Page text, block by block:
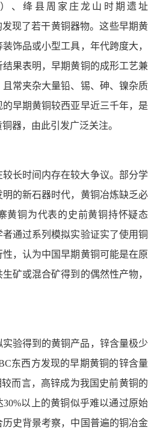
、绛县周家庄龙山时期遗址
发现了若干黄铜器物。这些早期黄
饰品或小型工具，年代跨度大，
果表明，早期黄铜的成形工艺兼
常夹杂大量铅、锡、砷、镍杂质
早期黄铜较西亚早近三千年，是
器，由此引发广泛关注。
长时间内存在较大争议。部分学
的新石器时代，黄铜冶炼缺乏必
黄铜为代表的史前黄铜持怀疑态
通过系列模拟实验证实了使用铜
，认为中国早期黄铜可能是在原
矿或混合矿得到的偶然性产物，
验得到的黄铜产品，锌含量极少
东西方发现的早期黄铜的锌含量
而言，高锌成为我国史前黄铜的
以上的黄铜似乎难以通过原始
史背景考察，中国普遍的铜冶金